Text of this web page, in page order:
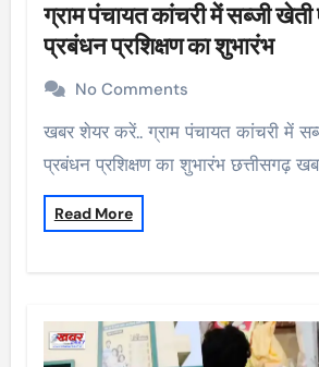
ग्राम पंचायत कांचरी में सब्जी खेती
प्रबंधन प्रशिक्षण का शुभारंभ
No Comments
खबर शेयर करें.. ग्राम पंचायत कांचरी में सब्जी खेती एवं नर्सरी
प्रबंधन प्रशिक्षण का शुभारंभ छत्तीसगढ़
Read More